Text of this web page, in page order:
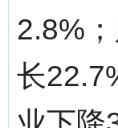
2.8%
长